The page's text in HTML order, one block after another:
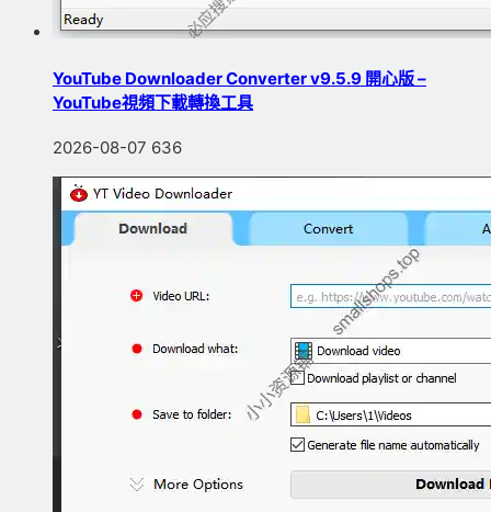
YouTube Downloader Converter v9.5.9 開心版 –
YouTube視頻下載轉換工具
2026-08-07 636